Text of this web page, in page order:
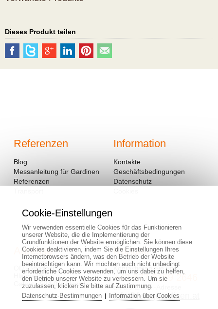
Dieses Produkt teilen
Referenzen
Blog
Messanleitung für Gardinen
Referenzen
Information
Kontakte
Geschäftsbedingungen
Datenschutz
Adresse
OD - Mladosť
Hlavná 951
Galanta 924 01, Slowakei
Kontakt
Kontaktieren Sie uns:
+43 677 6159 2646
an die E-Mail-Adresse
info@fertiggardinen.at
Cookie-Einstellungen
Wir verwenden essentielle Cookies für das Funktionieren
unserer Website, die die Implementierung der
Grundfunktionen der Website ermöglichen. Sie können diese
Cookies deaktivieren, indem Sie die Einstellungen Ihres
Internetbrowsers ändern, was den Betrieb der Website
beeinträchtigen kann. Wir möchten auch nicht unbedingt
erforderliche Cookies verwenden, um uns dabei zu helfen,
den Betrieb unserer Website zu verbessern. Um sie
zuzulassen, klicken Sie bitte auf Zustimmung.
Datenschutz-Bestimmungen| Information über Cookies